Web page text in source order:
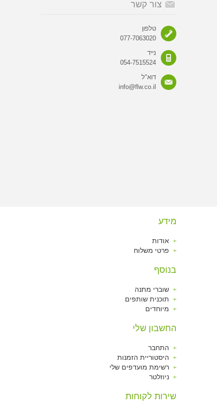
צור קשר
טלפון
077-7063020
נייד
054-7515524
דוא"ל
info@flw.co.il
מידע
אודות
פרטי משלוח
בנוסף
שוברי מתנה
תוכנית שותפים
מיוחדים
החשבון שלי
התחבר
היסטוריית הזמנות
רשימת מועדפים שלי
ניוזלטר
שירות לקוחות